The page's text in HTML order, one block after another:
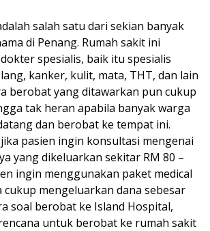
salah satu dari sekian banyak
di Penang. Rumah sakit ini
spesialis, baik itu spesialis
kanker, kulit, mata, THT, dan lain
berobat yang ditawarkan pun cukup
tak heran apabila banyak warga
dan berobat ke tempat ini.
pasien ingin konsultasi mengenai
yang dikeluarkan sekitar RM 80 –
ingin menggunakan paket medical
cukup mengeluarkan dana sebesar
soal berobat ke Island Hospital,
untuk berobat ke rumah sakit